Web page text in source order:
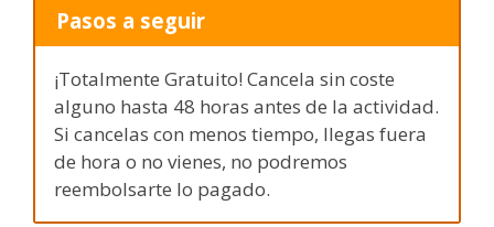
Pasos a seguir
¡Totalmente Gratuito! Cancela sin coste
alguno hasta 48 horas antes de la actividad.
Si cancelas con menos tiempo, llegas fuera
de hora o no vienes, no podremos
reembolsarte lo pagado.